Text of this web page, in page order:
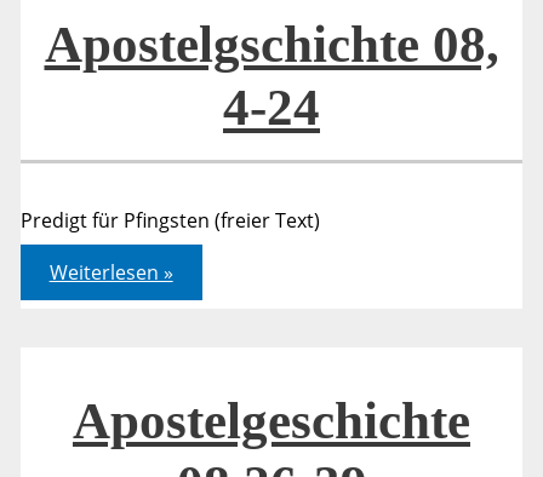
Apostelgschichte 08,
4-24
Predigt für Pfingsten (freier Text)
Apostelgschichte
08,
4-
Weiterlesen »
Apostelgeschichte